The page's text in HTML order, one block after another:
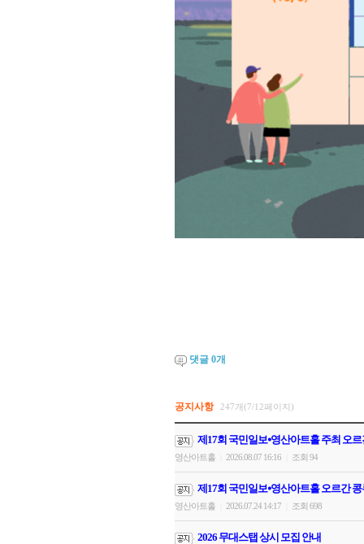
댓글 0개
공지사항 247개(7/12페이지)
제17회 국민일보⦁영산아트홀 주최 오
영산아트홀 2026.08.07 16:16 조회 94
제17회 국민일보⦁영산아트홀 오르간
영산아트홀 2026.07.24 14:17 조회 698
2026 무대스탭 상시 모집 안내